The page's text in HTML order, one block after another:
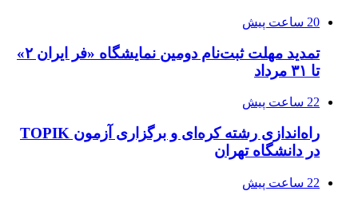
20 ساعت پیش
تمدید مهلت ثبت‌نام دومین نمایشگاه «فر ایران ۲»
تا ۳۱ مرداد
22 ساعت پیش
راه‌اندازی رشته کره‌ای و برگزاری آزمون TOPIK
در دانشگاه تهران
22 ساعت پیش